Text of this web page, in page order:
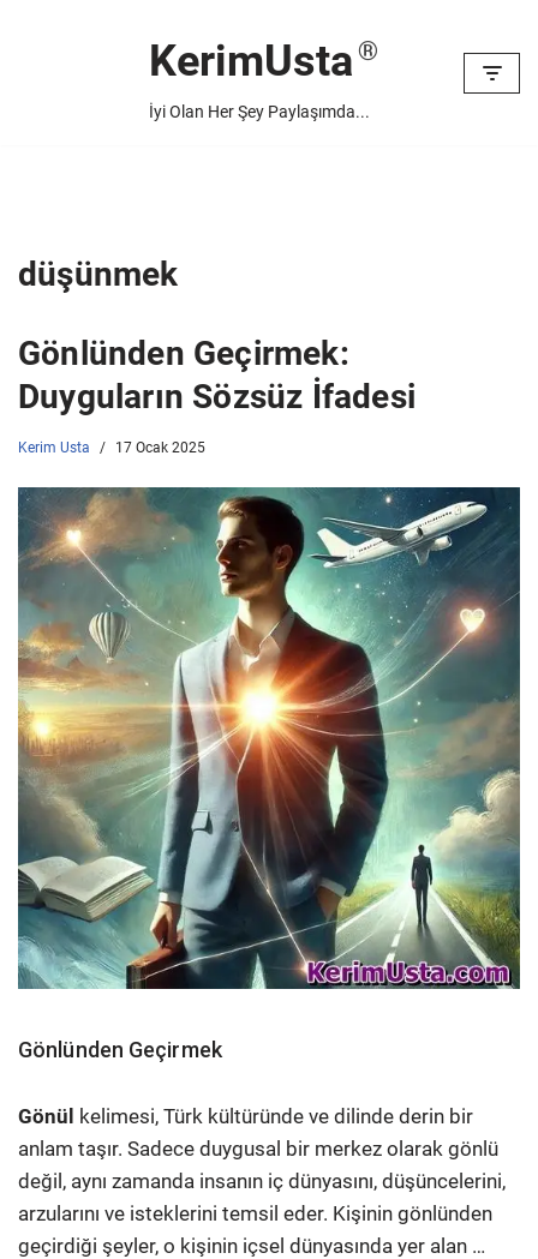
KerimUsta
İyi Olan Her Şey Paylaşımda...
düşünmek
Gönlünden Geçirmek:
Duyguların Sözsüz İfadesi
Kerim Usta 17 Ocak 2025
Gönlünden Geçirmek
Gönül kelimesi, Türk kültüründe ve dilinde derin bir
anlam taşır. Sadece duygusal bir merkez olarak gönlü
değil, aynı zamanda insanın iç dünyasını, düşüncelerini,
arzularını ve isteklerini temsil eder. Kişinin gönlünden
geçirdiği şeyler, o kişinin içsel dünyasında yer alan …